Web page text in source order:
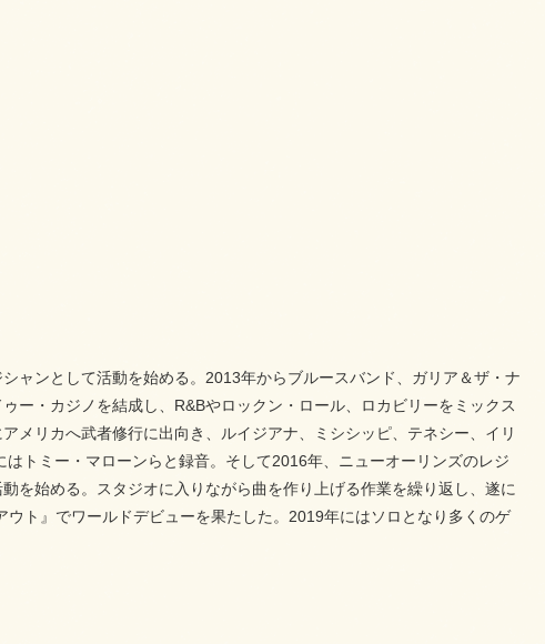
ャンとして活動を始める。2013年からブルースバンド、ガリア＆ザ・ナ
ー・カジノを結成し、R&Bやロックン・ロール、ロカビリーをミックス
メリカへ武者修行に出向き、ルイジアナ、ミシシッピ、テネシー、イリ
トミー・マローンらと録音。そして2016年、ニューオーリンズのレジ
を始める。スタジオに入りながら曲を作り上げる作業を繰り返し、遂に
ト』でワールドデビューを果たした。2019年にはソロとなり多くのゲ